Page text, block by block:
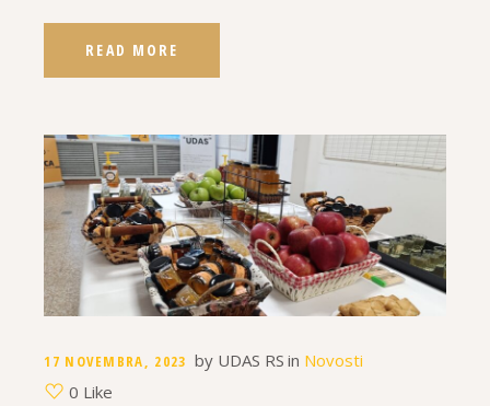
READ MORE
17 NOVEMBRA, 2023 by UDAS RS in Novosti
0 Like